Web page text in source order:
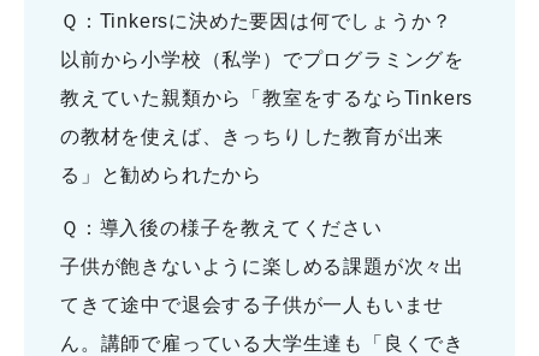
Ｑ：Tinkersに決めた要因は何でしょうか？
以前から小学校（私学）でプログラミングを
教えていた親類から「教室をするならTinkers
の教材を使えば、きっちりした教育が出来
る」と勧められたから
Ｑ：導入後の様子を教えてください
子供が飽きないように楽しめる課題が次々出
てきて途中で退会する子供が一人もいませ
ん。講師で雇っている大学生達も「良くでき